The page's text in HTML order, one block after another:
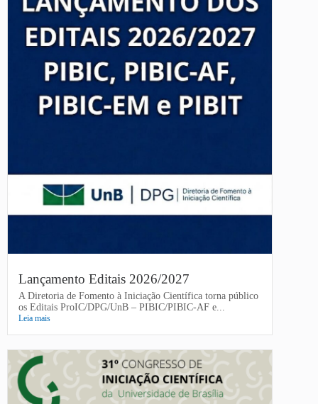
Lançamento Editais 2026/2027
A Diretoria de Fomento à Iniciação Científica torna público
os Editais ProIC/DPG/UnB – PIBIC/PIBIC-AF e...
Leia mais